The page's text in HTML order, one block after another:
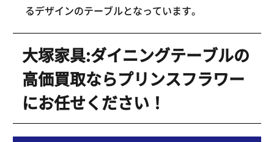
るデザインのテーブルとなっています。
大塚家具:ダイニングテーブルの
高価買取ならプリンスフラワー
にお任せください！